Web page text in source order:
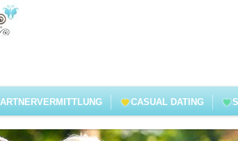
CASUAL DATING